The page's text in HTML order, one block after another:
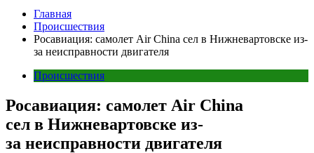
Главная
Происшествия
Росавиация: самолет Air China сел в Нижневартовске из-
за неисправности двигателя
Происшествия
Росавиация: самолет Air China
сел в Нижневартовске из-
за неисправности двигателя